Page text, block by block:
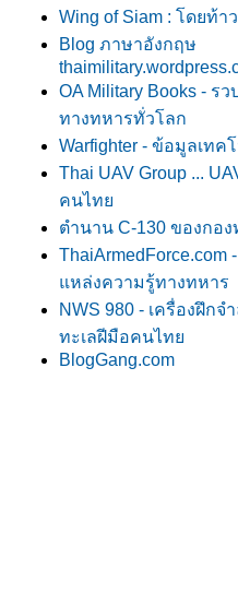
Wing of Siam : โดยท้า
Blog ภาษาอังกฤษ
OA Military Books - ร
ทางทหารทั่วโลก
Warfighter - ข้อมูลเทค
Thai UAV Group ...
คนไท
ตำนาน C-130 ของกอ
ThaiArmedForce.com
หล่งความรู้ทางทหาร
NWS 980 - เครื่องฝึกจ
ทะเลฝีมือคนไท
BlogGang.com